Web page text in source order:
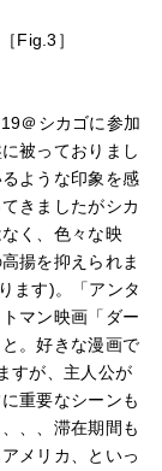
Fig.3］
＠シカゴに参加
被っておりまし
ような印象を感
きましたがシカ
く、色々な映
揚を抑えられま
ます)。「アンタ
マン映画「ダー
。好きな漫画で
すが、主人公が
重要なシーンも
、、滞在期間も
メリカ、といっ